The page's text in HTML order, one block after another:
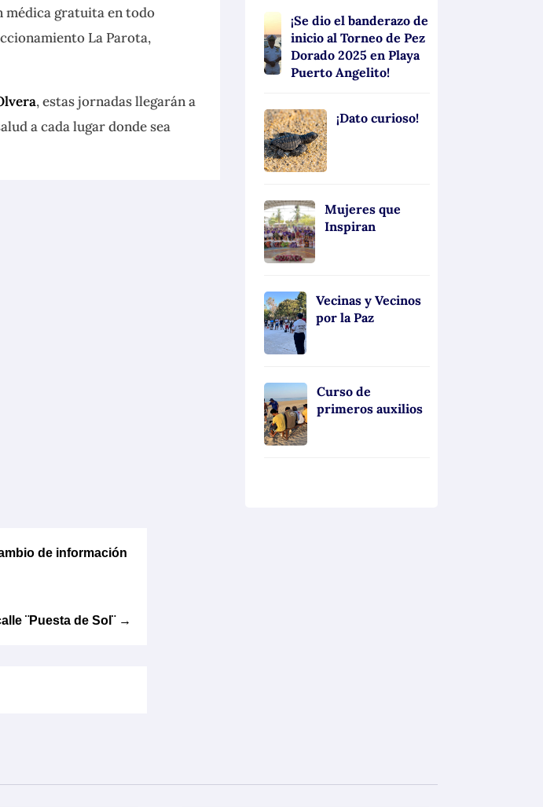
médica gratuita en todo
La Parota,
, estas jornadas llegarán a
a cada lugar donde sea
¡Se dio el banderazo de
inicio al Torneo de Pez
Dorado 2025 en Playa
Puerto Angelito!
¡Dato curioso!
Mujeres que
Inspiran
Vecinas y Vecinos
por la Paz
Curso de
primeros auxilios
de información
¨Puesta de Sol¨→